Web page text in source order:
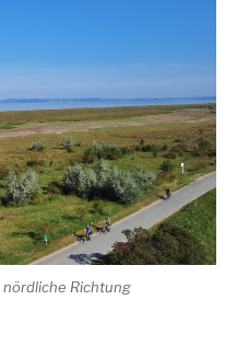
nördliche Richtung